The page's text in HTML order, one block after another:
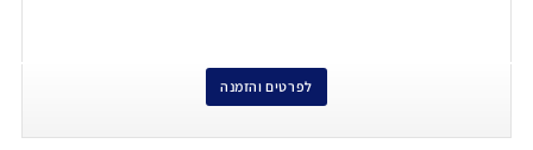
לפרטים והזמנה